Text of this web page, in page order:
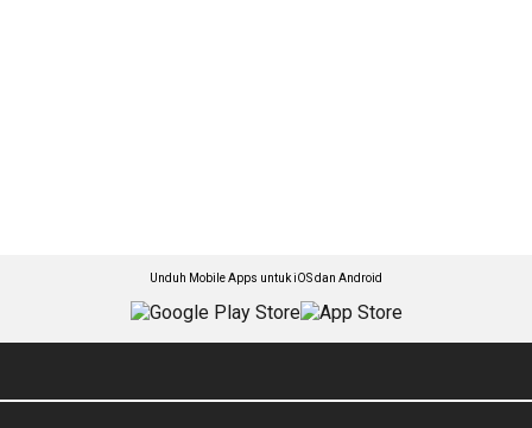
Unduh Mobile Apps untuk iOS dan Android